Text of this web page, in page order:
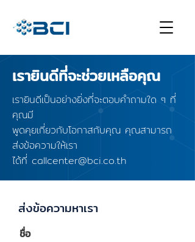
เรายินดีที่จะช่วยเหลือคุณ
เรายินดีเป็นอย่างยิ่งที่จะตอบคำถามใด ๆ ที่
คุณมี
พูดคุยเกี่ยวกับโอกาสกับคุณ คุณสามารถ
ส่งข้อความให้เรา
ได้ที่ callcenter@bci.co.th
ส่งข้อความหาเรา
ชื่อ